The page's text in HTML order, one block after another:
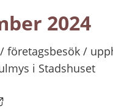
2024
företagsbesök /
i Stadshuset
till annan